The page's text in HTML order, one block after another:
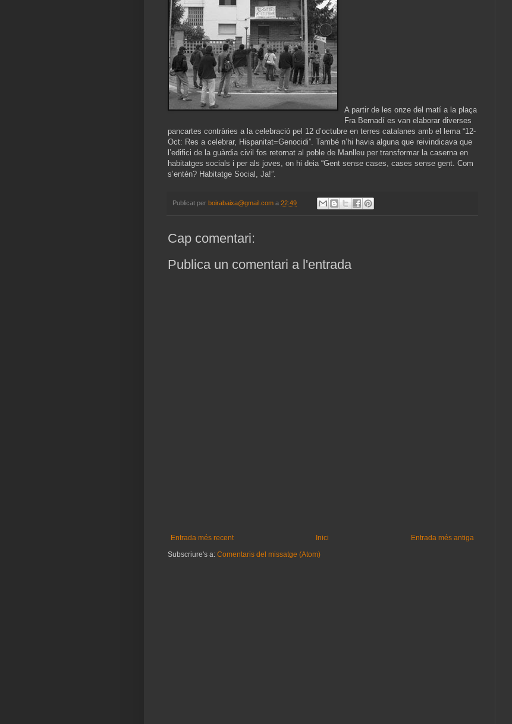
A partir de les onze del matí a la plaça
Fra Bernadí es van elaborar diverses
pancartes contràries a la celebració pel 12 d’octubre en terres catalanes amb el lema “12-
Oct: Res a celebrar, Hispanitat=Genocidi”. També n’hi havia alguna que reivindicava que
l’edifici de la guàrdia civil fos retornat al poble de Manlleu per transformar la caserna en
habitatges socials i per als joves, on hi deia “Gent sense cases, cases sense gent. Com
s’entén? Habitatge Social, Ja!”.
Publicat per boirabaixa@gmail.com a 22:49
Cap comentari:
Publica un comentari a l'entrada
Entrada més recent Entrada més antiga
Inici
Subscriure's a: Comentaris del missatge (Atom)